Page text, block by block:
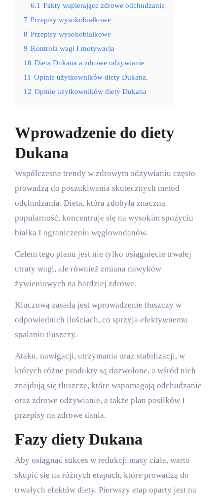
6.1 Fakty wspierające zdrowe odchudzanie
7 Przepisy wysokobiałkowe
8 Przepisy wysokobiałkowe
9 Kontrola wagi I motywacja
10 Dieta Dukana a zdrowe odżywianie
11 Opinie użytkowników diety Dukana.
12 Opinie użytkowników diety Dukana
Wprowadzenie do diety
Dukana
Współczesne trendy w zdrowym odżywianiu często
prowadzą do poszukiwania skutecznych metod
odchudzania. Dieta, która zdobyła znaczną
popularność, koncentruje się na wysokim spożyciu
białka I ograniczeniu węglowodanów.
Celem tego planu jest nie tylko osiągnięcie trwałej
utraty wagi, ale również zmiana nawyków
żywieniowych na bardziej zdrowe.
Kluczową zasadą jest wprowadzenie tłuszczy w
odpowiednich ilościach, co sprzyja efektywnemu
spalaniu tłuszczy.
Ataku, nawigacji, utrzymania oraz stabilizacji, w
których różne produkty są dozwolone, a wśród nich
znajdują się tłuszcze, które wspomagają odchudzanie
oraz zdrowe odżywianie, a także plan posiłków I
przepisy na zdrowe dania.
Fazy diety Dukana
Aby osiągnąć sukces w redukcji masy ciała, warto
skupić się na różnych etapach, które prowadzą do
trwałych efektów diety. Pierwszy etap oparty jest na